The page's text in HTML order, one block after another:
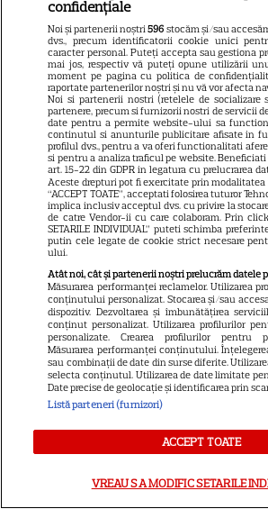
7
VEDETE STRĂINE
Prințul Mirko
căsătorește cu
Povestea de
într-un spital
Despre Tvmania
Contact
Contacte televiziuni
Abonamente
Publicitate
Termeni și condiții
confidențiale
Noi și partenerii noștri596 stocăm și/sau
dvs., precum identificatorii cookie unici
caracter personal. Puteți accepta sau gestiona
mai jos, respectiv vă puteți opune utilizării
moment pe pagina cu politica de
raportate partenerilor noștri și nu vă vor afecta
Noi si partenerii nostri (retelele de socializare
partenere, precum si furnizorii nostri de servicii
date pentru a permite website-ului sa
continutul si anunturile publicitare afisate in
profilul dvs., pentru a va oferi functionalitati
si pentru a analiza traficul pe website.
art. 15-22 din GDPR in legatura cu prelucrarea
Aceste drepturi pot fi exercitate prin
“ACCEPT TOATE”, acceptati folosirea tuturor
implica inclusiv acceptul dvs. cu privire la
de catre Vendor-ii cu care colaboram. Prin click
SETARILE INDIVIDUAL” puteti schimba
putin cele legate de cookie strict necesare
ului.
Atât noi, cât și partenerii noștri prelucrăm datele
Măsurarea performanței reclamelor. Utilizarea
conținutului personalizat. Stocarea și/sau
dispozitiv. Dezvoltarea și îmbunătățirea
conținut personalizat. Utilizarea profilurilor
personalizate. Crearea profilurilor pentru
Măsurarea performanței conținutului.
sau combinații de date din surse diferite.
selecta conținutul. Utilizarea de date limitate
Date precise de geolocație și identificarea prin
Listă parteneri (furnizori)
ACCEPT TOATE
VREAU SA MODIFIC SETARILE